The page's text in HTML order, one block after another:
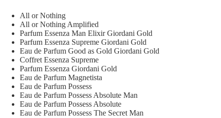
All or Nothing
All or Nothing Amplified
Parfum Essenza Man Elixir Giordani Gold
Parfum Essenza Supreme Giordani Gold
Eau de Parfum Good as Gold Giordani Gold
Coffret Essenza Supreme
Parfum Essenza Giordani Gold
Eau de Parfum Magnetista
Eau de Parfum Possess
Eau de Parfum Possess Absolute Man
Eau de Parfum Possess Absolute
Eau de Parfum Possess The Secret Man